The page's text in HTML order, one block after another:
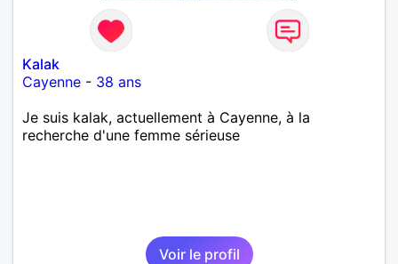
Kalak
Cayenne - 38 ans
Je suis kalak, actuellement à Cayenne, à la
recherche d'une femme sérieuse
Voir le profil